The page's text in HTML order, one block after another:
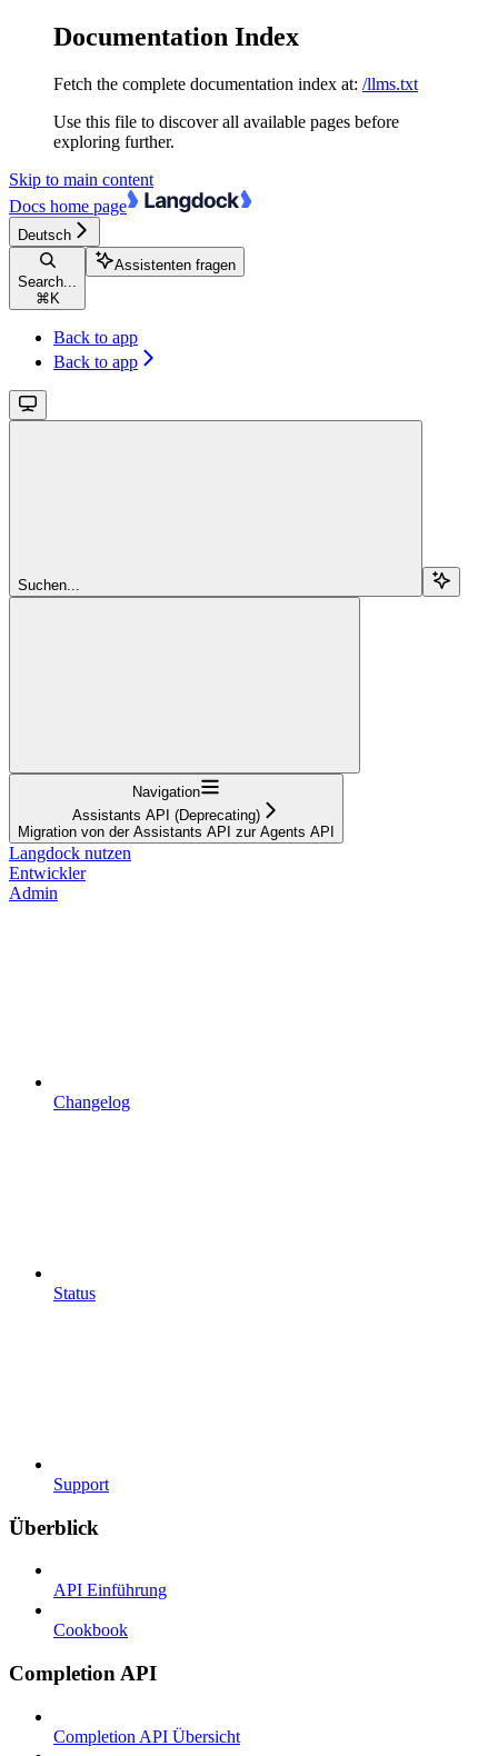
Documentation Index
Fetch the complete documentation index at: /llms.txt
Use this file to discover all available pages before
exploring further.
Skip to main content
Docs home page
Deutsch
Search...
⌘ K
Assistenten fragen
Back to app
Back to app
Suchen...
Navigation
Assistants API (Deprecating)
Migration von der Assistants API zur Agents API
Langdock nutzen
Entwickler
Admin
Changelog
Status
Support
Überblick
API Einführung
Cookbook
Completion API
Completion API Übersicht